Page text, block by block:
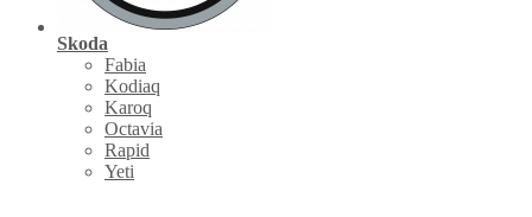
Skoda
Fabia
Kodiaq
Karoq
Octavia
Rapid
Yeti